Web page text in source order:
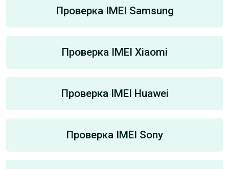
Проверка IMEI Samsung
Проверка IMEI Xiaomi
Проверка IMEI Huawei
Проверка IMEI Sony